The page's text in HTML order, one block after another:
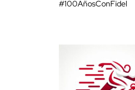
#100AñosConFidel